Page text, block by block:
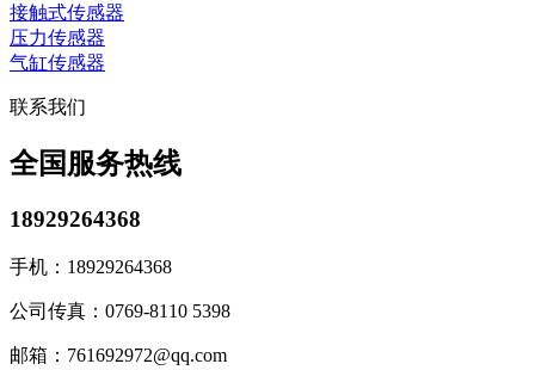
接触式传感器
压力传感器
气缸传感器
联系我们
全国服务热线
18929264368
手机： 18929264368
公司传真： 0769-8110 5398
邮箱： 761692972@qq.com